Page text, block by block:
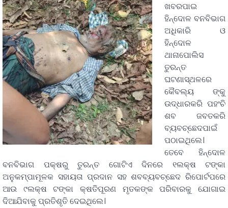
ଖବରପାଇ
ହିନ୍ଦୋଳ ବନବିଭାଗ
ଅଧିକାରି ଓ
ହିନ୍ଦୋଳ
ଥାନାପୋଲିସ
ତୁରନ୍ତ
ଘଟଣାସ୍ଥଳରେ
କୈବଲ୍ୟ ଙ୍କୁ
ଉଦ୍ଧାରକରି ପହଂଚି
ଶବ ଜବତକରି
ବ୍ୟବଚ୍ଛେଦପାଇଁ
ପଠାଇଥିଲେ।
ତେବେ ହିନ୍ଦୋଳ
ବନବିଭାଗ ପକ୍ଷରୁ ତୁରନ୍ତ ଗୋଟିଏ ଦିନରେ ୧ଲକ୍ଷ ଟଙ୍କା
ଅନୁକମ୍ପାମୂଳକ ସହାୟତା ପ୍ରଦାନ ସହ ଶବବ୍ୟବଚ୍ଛେଦ ରିପୋର୍ଟପରେ
ଆଉ ୯ଲକ୍ଷ ଟଙ୍କା କ୍ଷତିପୂରଣ ମୃତକଙ୍କ ପରିବାରକୁ ଯୋଗାଇ
ଦିଆଯିବାକୁ ପ୍ରତିଶୃତି ଦେଇଥିଲେ।